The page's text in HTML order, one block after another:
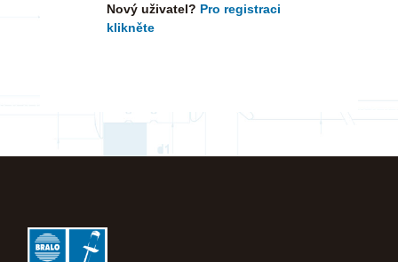
Nový uživatel? Pro registraci
klikněte